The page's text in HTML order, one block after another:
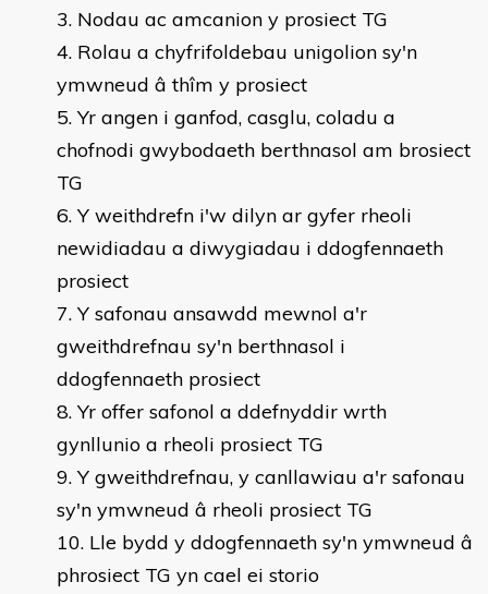
Nodau ac amcanion y prosiect TG
Rolau a chyfrifoldebau unigolion sy'n
ymwneud â thîm y prosiect
Yr angen i ganfod, casglu, coladu a
chofnodi gwybodaeth berthnasol am brosiect
TG
Y weithdrefn i'w dilyn ar gyfer rheoli
newidiadau a diwygiadau i ddogfennaeth
prosiect
Y safonau ansawdd mewnol a'r
gweithdrefnau sy'n berthnasol i
ddogfennaeth prosiect
Yr offer safonol a ddefnyddir wrth
gynllunio a rheoli prosiect TG
Y gweithdrefnau, y canllawiau a'r safonau
sy'n ymwneud â rheoli prosiect TG
Lle bydd y ddogfennaeth sy'n ymwneud â
phrosiect TG yn cael ei storio